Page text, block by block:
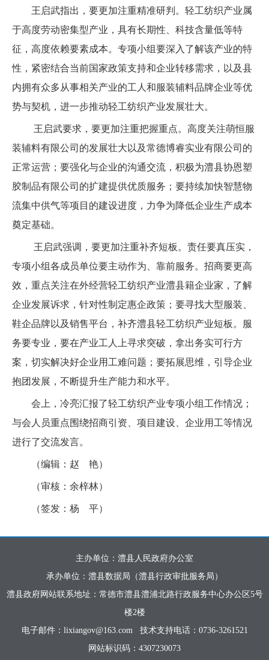
王启武指出，要更加注重精准研判。轻工纺织产业属
于高度劳动密集型产业，具有长期性、科技含量低等特
征，高度依赖要素成本。专项小组要深入了解该产业的特
性，紧密结合当前国家政策支持和企业转移需求，以及县
内拥有众多从事相关产业的工人和服装辅料品牌企业等优
势与契机，进一步推动轻工纺织产业发展壮大。
王启武要求，要更加注重把握重点。高度关注萌恒服
装辅料有限公司的发展壮大以及常德博睿实业有限公司的
正常运营；要强化与企业的沟通交流，积极为澧县协恩塑
胶制品有限公司的扩建提供优质服务；要持续加快智慧物
流集中供气等项目的建设进度，力争为降低企业生产成本
奠定基础。
王启武强调，要更加注重补齐短板。责任要真压实，
专项小组各成员单位要主动作为、靠前服务。招商要更高
效，重点关注在外经营轻工纺织产业澧县籍企业家，了解
企业发展诉求，针对性制定惠企政策；要寻找大型服装、
鞋企品牌以及销售平台，补齐澧县轻工纺织产业短板。服
务要专业，要在产业工人上寻求突破，拿出务实可行方
案，切实解决好企业用工难问题；要拓展思维，引导企业
抱团发展，不断提升生产能力和水平。
会上，冷亮汇报了轻工纺织产业专项小组工作情况；
与会人员重点围绕招商引资、项目建设、企业用工等情况
进行了交流发言。
（编辑：赵 艳）
（审核：余梓林）
（签发：杨 平）
主办单位：澧县人民政府办公室
承办单位：澧县数据局（澧县行政审批服务局）
澧县政府网站联系地址：常德市澧县澧浦北路行政服务中心办公区5号
楼2楼
电子邮件：lixiangov@163.com
技术支持电话：0736-3261521
网站标识码：4307230073